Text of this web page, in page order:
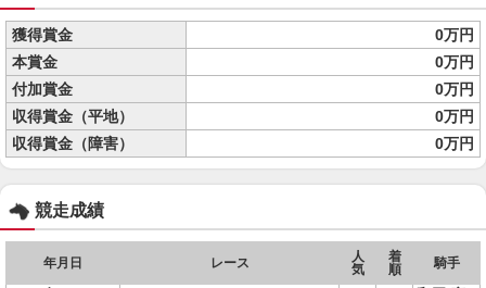
獲得賞金
0万円
本賞金
0万円
付加賞金
0万円
収得賞金（平地）
0万円
収得賞金（障害）
0万円
競走成績
年月日 レース
人
気
着
順
騎手